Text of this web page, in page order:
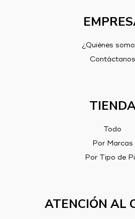
¿Quiénes
Contáctanos
Todo
Por Marcas
Por Tipo de
ATENCIÓN AL